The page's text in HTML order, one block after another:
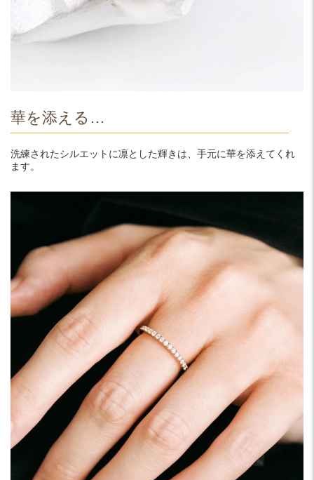
華を添える…
洗練されたシルエットに凛とした輝きは、手元に華を添えてくれ
ます。